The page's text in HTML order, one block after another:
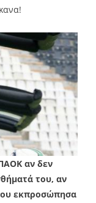
αν δεν
του, αν
εκπροσώπησα